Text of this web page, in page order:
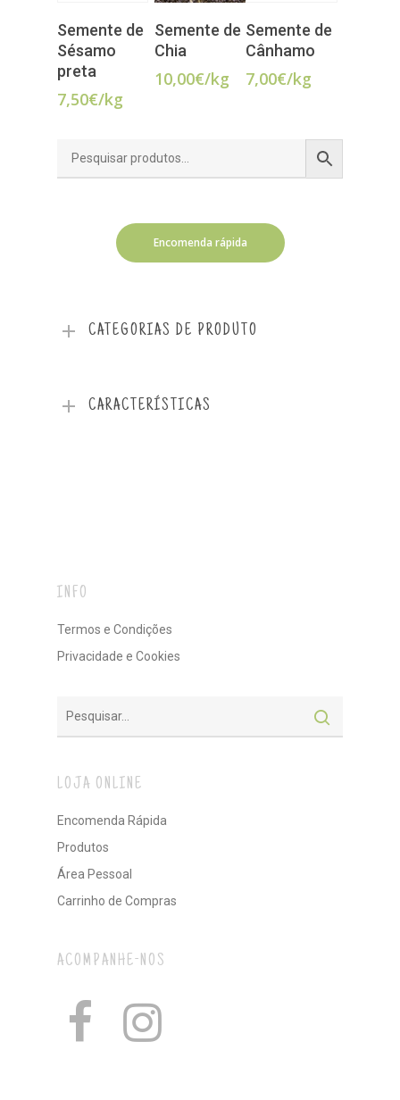
LER MAIS
Semente de
Sésamo
preta
7,50€/kg
ADICIONAR
Semente de
Chia
10,00€/kg
LER MAIS
Semente de
Cânhamo
7,00€/kg
Encomenda rápida
CATEGORIAS DE PRODUTO
CARACTERÍSTICAS
INFO
Termos e Condições
Privacidade e Cookies
LOJA ONLINE
Encomenda Rápida
Produtos
Área Pessoal
Carrinho de Compras
ACOMPANHE-NOS